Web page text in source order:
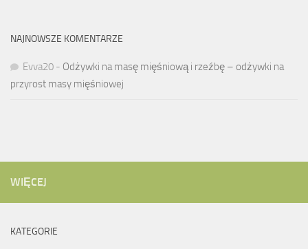
NAJNOWSZE KOMENTARZE
Evva20 - Odżywki na masę mięśniową i rzeźbę – odżywki na
przyrost masy mięśniowej
WIĘCEJ
KATEGORIE